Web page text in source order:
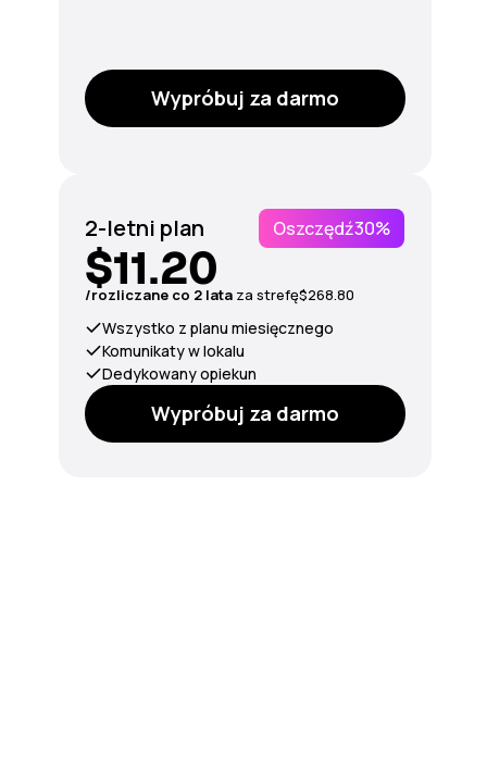
Wypróbuj za darmo
2-letni plan Oszczędź30%
$11.20
/rozliczane co 2 lata za strefę$268.80
Wszystko z planu miesięcznego
Komunikaty w lokalu
Dedykowany opiekun
Wypróbuj za darmo